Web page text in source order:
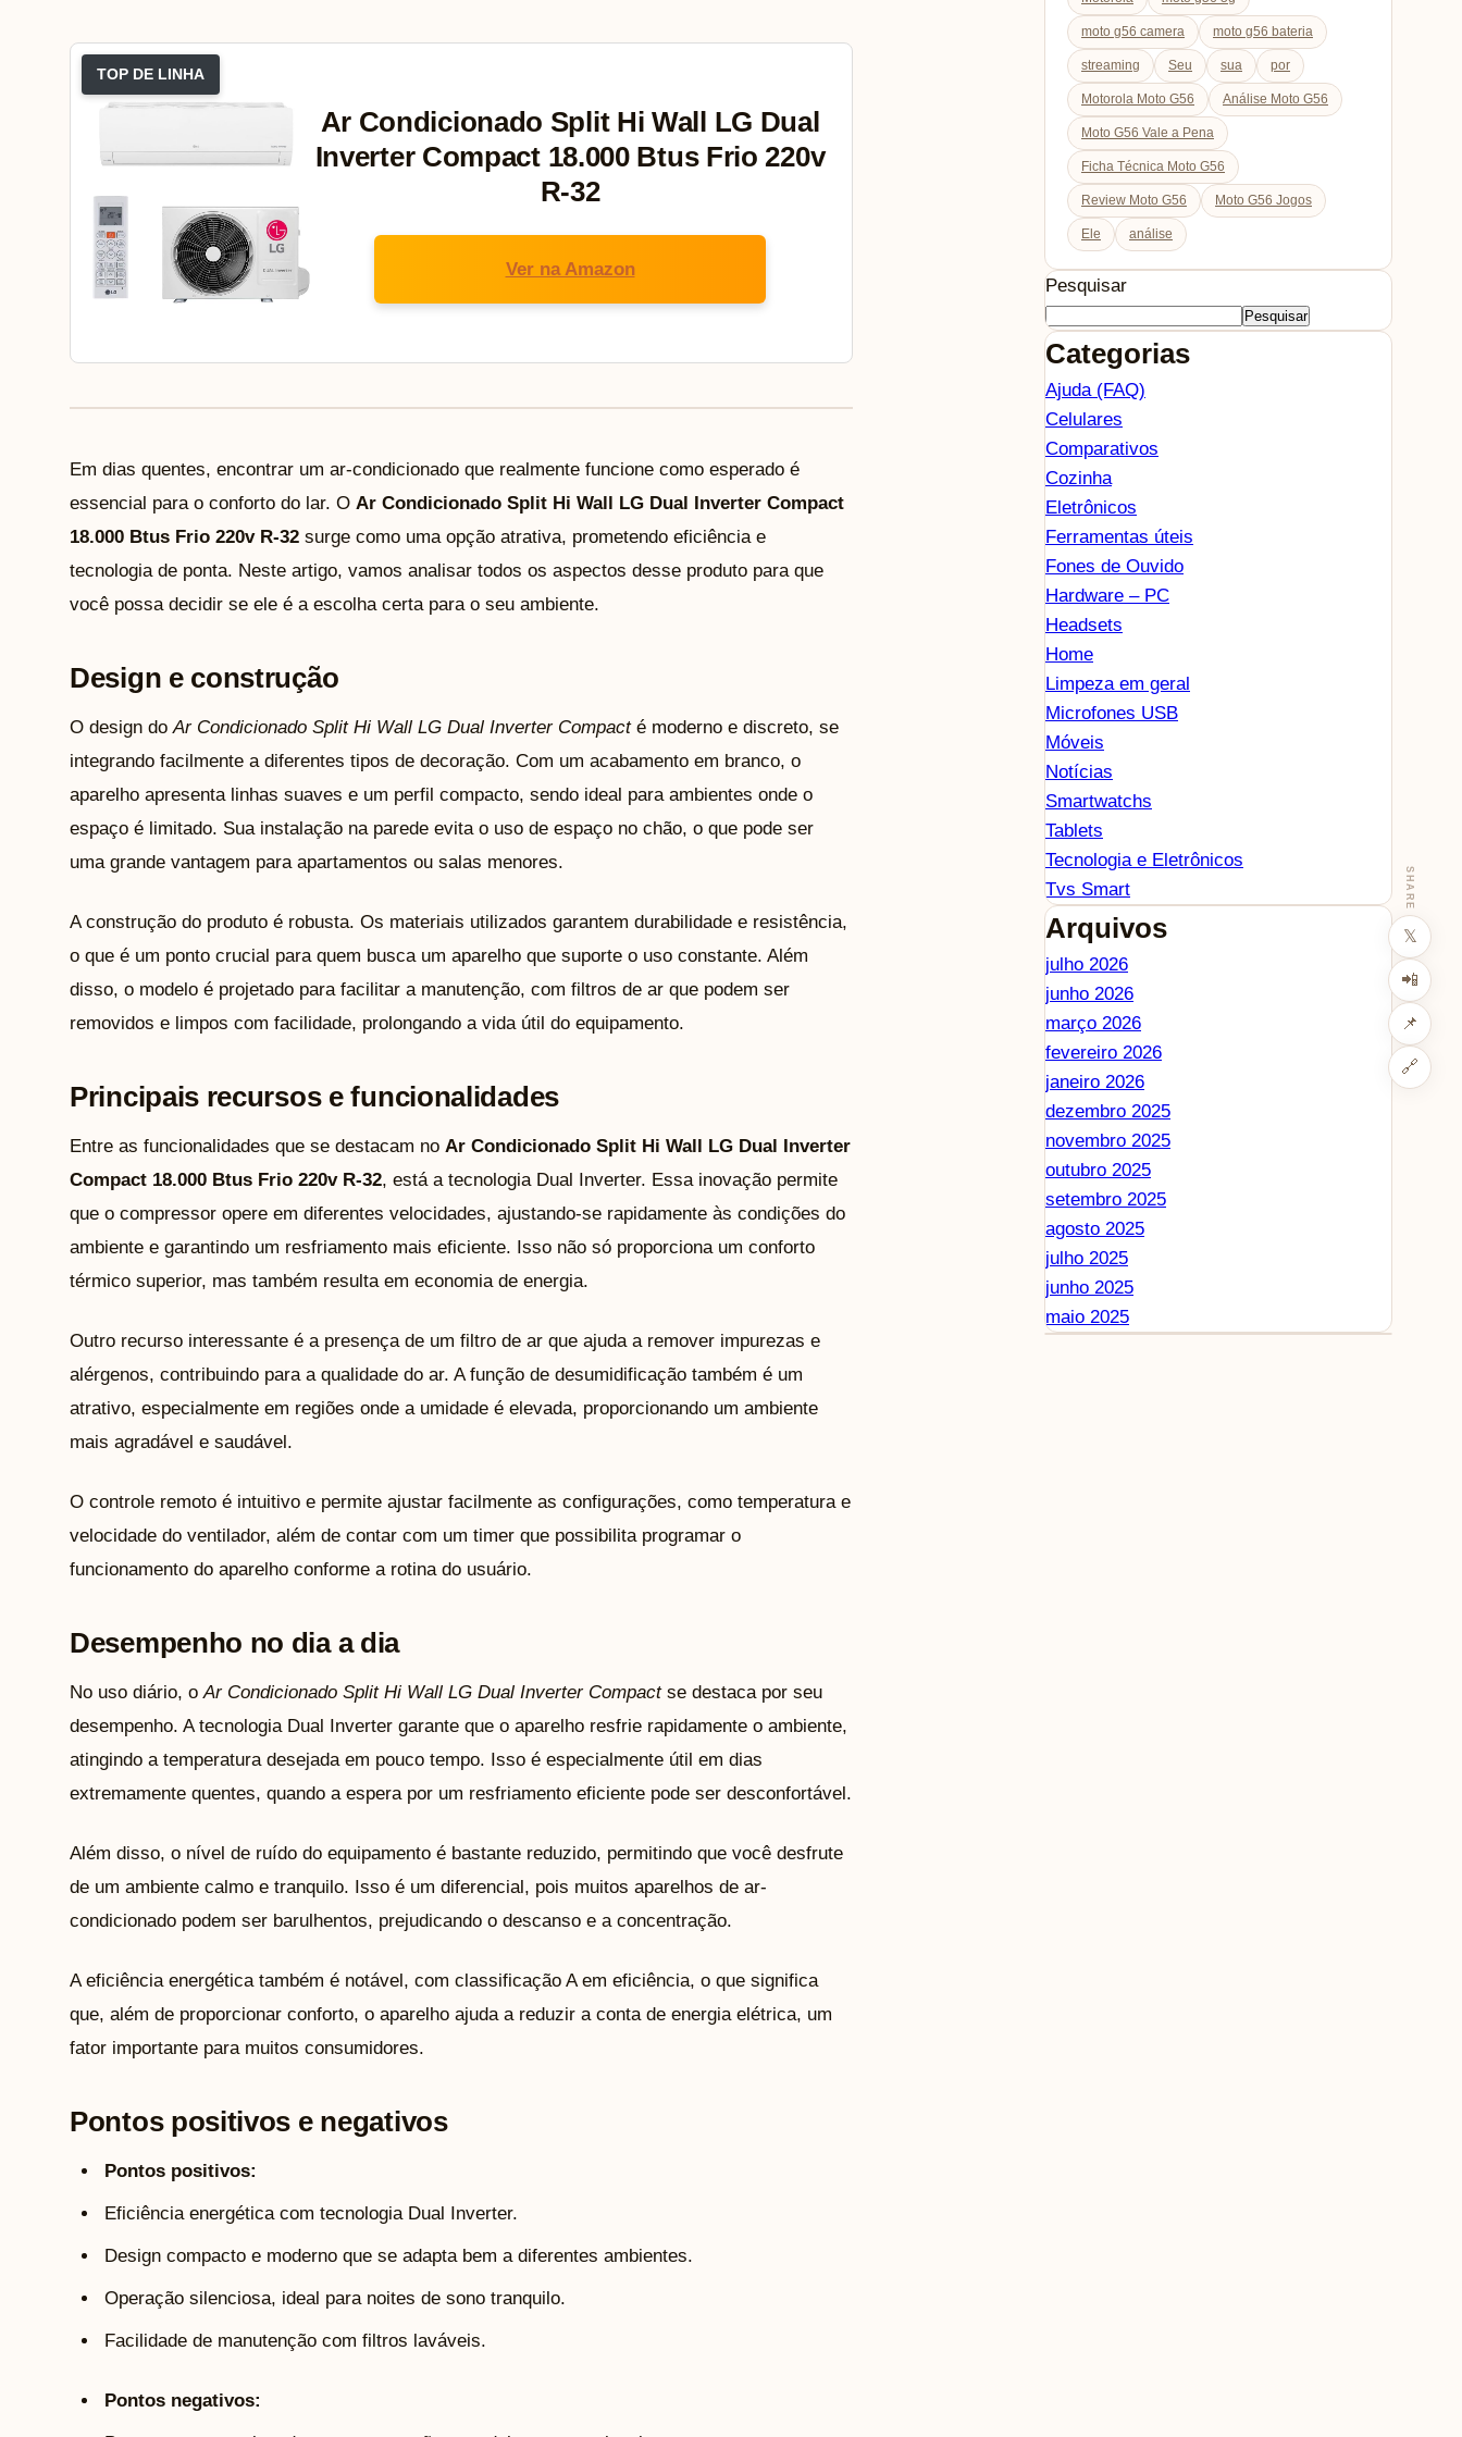
SHARE
𝕏
📲
📌
🔗
TOP DE LINHA
Ar Condicionado Split Hi Wall LG Dual
Inverter Compact 18.000 Btus Frio 220v
R-32
Ver na Amazon
Em dias quentes, encontrar um ar-condicionado que realmente funcione como esperado é
essencial para o conforto do lar. O Ar Condicionado Split Hi Wall LG Dual Inverter Compact
18.000 Btus Frio 220v R-32 surge como uma opção atrativa, prometendo eficiência e
tecnologia de ponta. Neste artigo, vamos analisar todos os aspectos desse produto para que
você possa decidir se ele é a escolha certa para o seu ambiente.
Design e construção
O design doAr Condicionado Split Hi Wall LG Dual Inverter Compacté moderno e discreto, se
integrando facilmente a diferentes tipos de decoração. Com um acabamento em branco, o
aparelho apresenta linhas suaves e um perfil compacto, sendo ideal para ambientes onde o
espaço é limitado. Sua instalação na parede evita o uso de espaço no chão, o que pode ser
uma grande vantagem para apartamentos ou salas menores.
A construção do produto é robusta. Os materiais utilizados garantem durabilidade e resistência,
o que é um ponto crucial para quem busca um aparelho que suporte o uso constante. Além
disso, o modelo é projetado para facilitar a manutenção, com filtros de ar que podem ser
removidos e limpos com facilidade, prolongando a vida útil do equipamento.
Principais recursos e funcionalidades
Entre as funcionalidades que se destacam no Ar Condicionado Split Hi Wall LG Dual Inverter
Compact 18.000 Btus Frio 220v R-32, está a tecnologia Dual Inverter. Essa inovação permite
que o compressor opere em diferentes velocidades, ajustando-se rapidamente às condições do
ambiente e garantindo um resfriamento mais eficiente. Isso não só proporciona um conforto
térmico superior, mas também resulta em economia de energia.
Outro recurso interessante é a presença de um filtro de ar que ajuda a remover impurezas e
alérgenos, contribuindo para a qualidade do ar. A função de desumidificação também é um
atrativo, especialmente em regiões onde a umidade é elevada, proporcionando um ambiente
mais agradável e saudável.
O controle remoto é intuitivo e permite ajustar facilmente as configurações, como temperatura e
velocidade do ventilador, além de contar com um timer que possibilita programar o
funcionamento do aparelho conforme a rotina do usuário.
Desempenho no dia a dia
No uso diário, oAr Condicionado Split Hi Wall LG Dual Inverter Compactse destaca por seu
desempenho. A tecnologia Dual Inverter garante que o aparelho resfrie rapidamente o ambiente,
atingindo a temperatura desejada em pouco tempo. Isso é especialmente útil em dias
extremamente quentes, quando a espera por um resfriamento eficiente pode ser desconfortável.
Além disso, o nível de ruído do equipamento é bastante reduzido, permitindo que você desfrute
de um ambiente calmo e tranquilo. Isso é um diferencial, pois muitos aparelhos de ar-
condicionado podem ser barulhentos, prejudicando o descanso e a concentração.
A eficiência energética também é notável, com classificação A em eficiência, o que significa
que, além de proporcionar conforto, o aparelho ajuda a reduzir a conta de energia elétrica, um
fator importante para muitos consumidores.
Pontos positivos e negativos
Pontos positivos:
Eficiência energética com tecnologia Dual Inverter.
Design compacto e moderno que se adapta bem a diferentes ambientes.
Operação silenciosa, ideal para noites de sono tranquilo.
Facilidade de manutenção com filtros laváveis.
Pontos negativos:
moto g56 camera moto g56 bateria
streaming Seu sua por
Motorola Moto G56 Análise Moto G56
Moto G56 Vale a Pena
Ficha Técnica Moto G56
Review Moto G56 Moto G56 Jogos
Ele análise
Pesquisar
Pesquisar
Categorias
Ajuda (FAQ)
Celulares
Comparativos
Cozinha
Eletrônicos
Ferramentas úteis
Fones de Ouvido
Hardware – PC
Headsets
Home
Limpeza em geral
Microfones USB
Móveis
Notícias
Smartwatchs
Tablets
Tecnologia e Eletrônicos
Tvs Smart
Arquivos
julho 2026
junho 2026
março 2026
fevereiro 2026
janeiro 2026
dezembro 2025
novembro 2025
outubro 2025
setembro 2025
agosto 2025
julho 2025
junho 2025
maio 2025